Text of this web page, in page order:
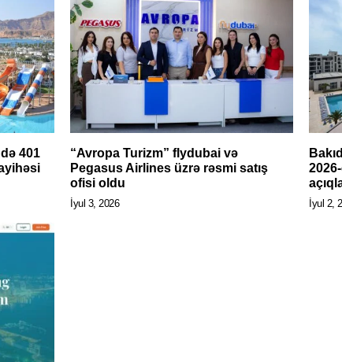
401
“Avropa Turizm” flydubai və
Pegasus Airlines üzrə rəsmi satış
ofisi oldu
İyul 3, 2026 İyul 2,